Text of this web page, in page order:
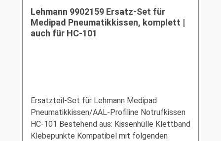
Lehmann 9902159 Ersatz-Set für
Medipad Pneumatikkissen, komplett |
auch für HC-101
Ersatzteil-Set für Lehmann Medipad
Pneumatikkissen/AAL-Profiline Notrufkissen
HC-101 Bestehend aus: Kissenhülle Klettband
Klebepunkte Kompatibel mit folgenden